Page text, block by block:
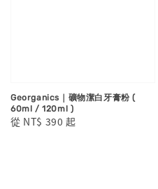
Georganics｜礦物潔白牙膏粉 (
60ml / 120ml )
Regular
從 NT$ 390 起